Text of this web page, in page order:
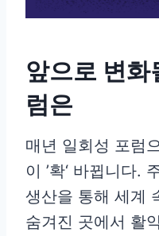
앞으로 변
럼은
매년 일회성 포럼
이 ’확‘ 바뀝니다.
생산을 통해 세계
숨겨진 곳에서 활